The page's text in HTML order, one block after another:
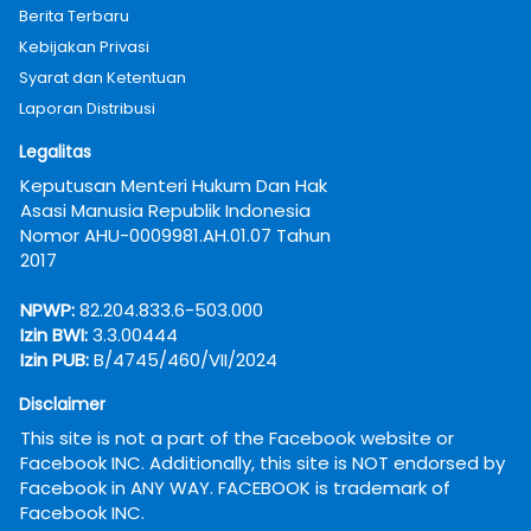
Berita Terbaru
Kebijakan Privasi
Syarat dan Ketentuan
Laporan Distribusi
Legalitas
Keputusan Menteri Hukum Dan Hak
Asasi Manusia Republik Indonesia
Nomor AHU-0009981.AH.01.07 Tahun
2017
NPWP: 82.204.833.6-503.000
Izin BWI: 3.3.00444
Izin PUB: B/4745/460/VII/2024
Disclaimer
This site is not a part of the Facebook website or
Facebook INC. Additionally, this site is NOT endorsed by
Facebook in ANY WAY. FACEBOOK is trademark of
Facebook INC.